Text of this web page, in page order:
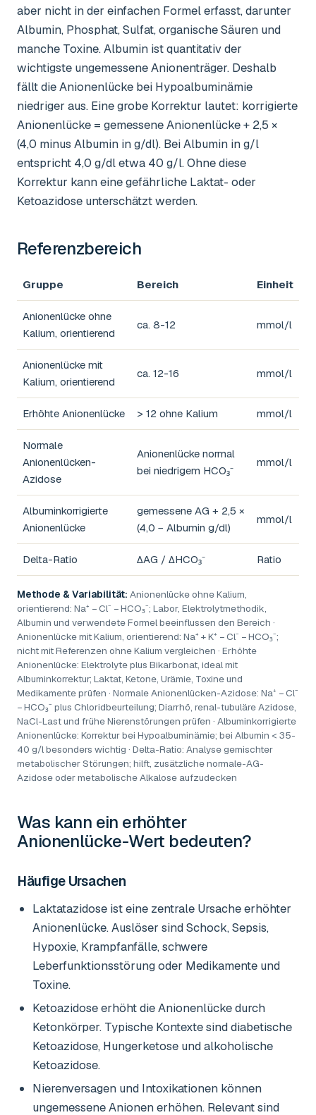
aber nicht in der einfachen Formel erfasst, darunter
Albumin, Phosphat, Sulfat, organische Säuren und
manche Toxine. Albumin ist quantitativ der
wichtigste ungemessene Anionenträger. Deshalb
fällt die Anionenlücke bei Hypoalbuminämie
niedriger aus. Eine grobe Korrektur lautet: korrigierte
Anionenlücke = gemessene Anionenlücke + 2,5 ×
(4,0 minus Albumin in g/dl). Bei Albumin in g/l
entspricht 4,0 g/dl etwa 40 g/l. Ohne diese
Korrektur kann eine gefährliche Laktat- oder
Ketoazidose unterschätzt werden.
Referenzbereich
Gruppe Bereich Einheit
Anionenlücke ohne
Kalium, orientierend
ca. 8-12 mmol/l
Anionenlücke mit
Kalium, orientierend
ca. 12-16 mmol/l
Erhöhte Anionenlücke > 12 ohne Kalium mmol/l
Normale
Anionenlücken-
Azidose
Anionenlücke normal
bei niedrigem HCO₃⁻
mmol/l
Albuminkorrigierte
Anionenlücke
gemessene AG + 2,5 ×
(4,0 − Albumin g/dl)
mmol/l
Delta-Ratio ΔAG / ΔHCO₃⁻ Ratio
Methode & Variabilität: Anionenlücke ohne Kalium,
orientierend: Na⁺ − Cl⁻ − HCO₃⁻; Labor, Elektrolytmethodik,
Albumin und verwendete Formel beeinflussen den Bereich ·
Anionenlücke mit Kalium, orientierend: Na⁺ + K⁺ − Cl⁻ − HCO₃⁻;
nicht mit Referenzen ohne Kalium vergleichen · Erhöhte
Anionenlücke: Elektrolyte plus Bikarbonat, ideal mit
Albuminkorrektur; Laktat, Ketone, Urämie, Toxine und
Medikamente prüfen · Normale Anionenlücken-Azidose: Na⁺ − Cl⁻
− HCO₃⁻ plus Chloridbeurteilung; Diarrhö, renal-tubuläre Azidose,
NaCl-Last und frühe Nierenstörungen prüfen · Albuminkorrigierte
Anionenlücke: Korrektur bei Hypoalbuminämie; bei Albumin < 35-
40 g/l besonders wichtig · Delta-Ratio: Analyse gemischter
metabolischer Störungen; hilft, zusätzliche normale-AG-
Azidose oder metabolische Alkalose aufzudecken
Was kann ein erhöhter
Anionenlücke-Wert bedeuten?
Häufige Ursachen
Laktatazidose ist eine zentrale Ursache erhöhter
Anionenlücke. Auslöser sind Schock, Sepsis,
Hypoxie, Krampfanfälle, schwere
Leberfunktionsstörung oder Medikamente und
Toxine.
Ketoazidose erhöht die Anionenlücke durch
Ketonkörper. Typische Kontexte sind diabetische
Ketoazidose, Hungerketose und alkoholische
Ketoazidose.
Nierenversagen und Intoxikationen können
ungemessene Anionen erhöhen. Relevant sind